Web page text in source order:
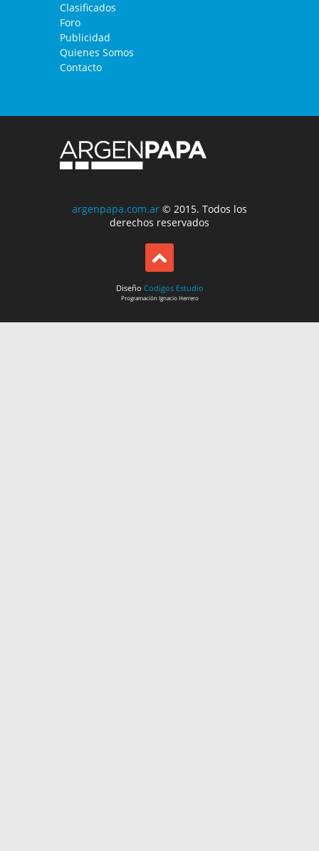
Clasificados
Foro
Publicidad
Quienes Somos
Contacto
argenpapa.com.ar © 2015. Todos los
derechos reservados
Diseño Codigos Estudio
ProgramaciónIgnacio Herrero